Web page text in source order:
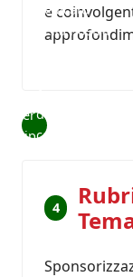
e
dedicato
nella nostra
diretto alla
casella
già fedele e
ad alto
apertura.
4